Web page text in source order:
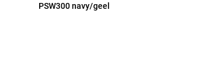
PSW300 navy/geel